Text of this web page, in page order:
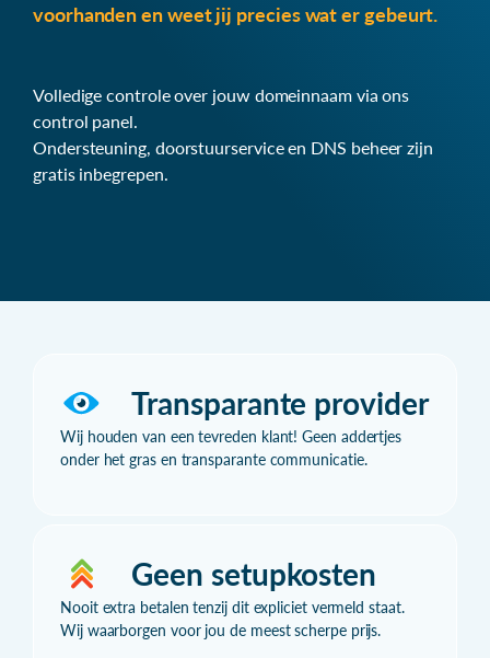
voorhanden en weet jij precies wat er gebeurt.
Volledige controle over jouw domeinnaam via ons
control panel.
Ondersteuning, doorstuurservice en DNS beheer zijn
gratis inbegrepen.
Transparante provider
Wij houden van een tevreden klant! Geen addertjes
onder het gras en transparante communicatie.
Geen setupkosten
Nooit extra betalen tenzij dit expliciet vermeld staat.
Wij waarborgen voor jou de meest scherpe prijs.